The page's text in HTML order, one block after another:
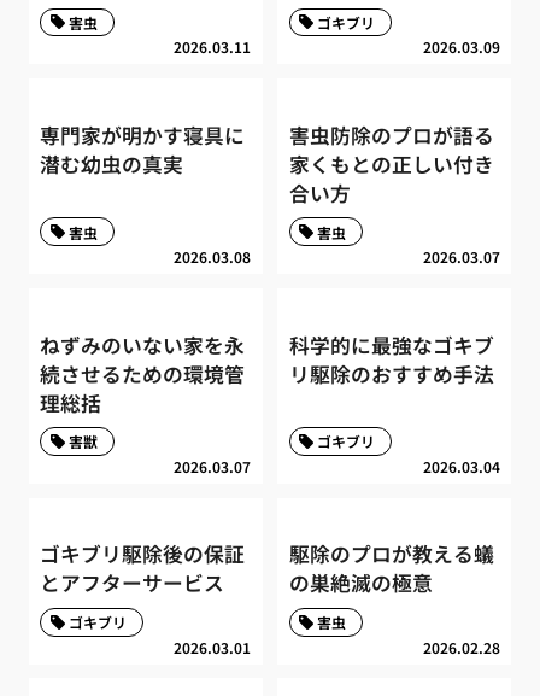
2026.03.11
害虫
2026.03.09
ゴキブリ
専門家が明かす寝具に
潜む幼虫の真実
2026.03.08
害虫
害虫防除のプロが語る
家くもとの正しい付き
合い方
2026.03.07
害虫
ねずみのいない家を永
続させるための環境管
理総括
2026.03.07
害獣
科学的に最強なゴキブ
リ駆除のおすすめ手法
2026.03.04
ゴキブリ
ゴキブリ駆除後の保証
とアフターサービス
2026.03.01
ゴキブリ
駆除のプロが教える蟻
の巣絶滅の極意
2026.02.28
害虫